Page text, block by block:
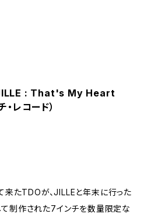
JILLE : That's My Heart
レコード）
来たTDOが、JILLEと年末に行った
て制作された7インチを数量限定な